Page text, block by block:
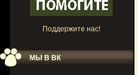
Поддержите нас!
МЫ В ВК